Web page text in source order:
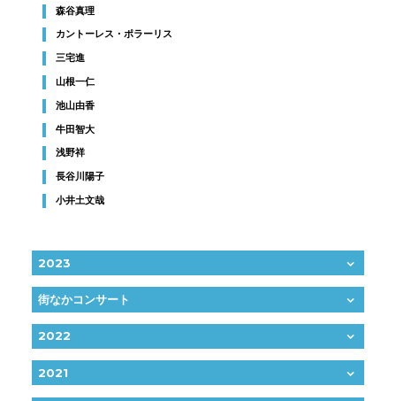
森谷真理
カントーレス・ポラーリス
三宅進
山根一仁
池山由香
牛田智大
浅野祥
長谷川陽子
小井土文哉
2023
街なかコンサート
2022
2021